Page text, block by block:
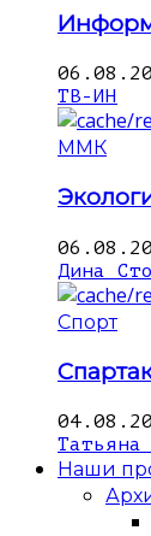
ТВ-ИН
ММК
Дина
Спорт
Татьяна
Наши